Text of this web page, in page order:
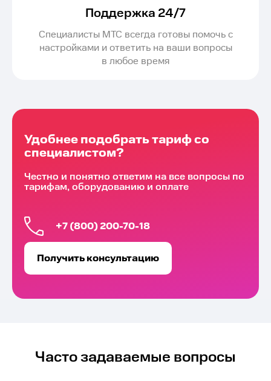
Поддержка 24/7
Специалисты МТС всегда готовы помочь с
настройками и ответить на ваши вопросы
в любое время
Удобнее подобрать тариф со
специалистом?
Честно и понятно ответим на все вопросы по
тарифам, оборудованию и оплате
+7 (800) 200-70-18
Получить консультацию
Часто задаваемые вопросы